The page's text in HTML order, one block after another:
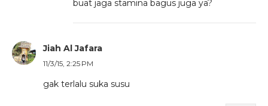
buat jaga stamina bagus juga ya?
Jiah Al Jafara
11/3/15, 2:25 PM
gak terlalu suka susu